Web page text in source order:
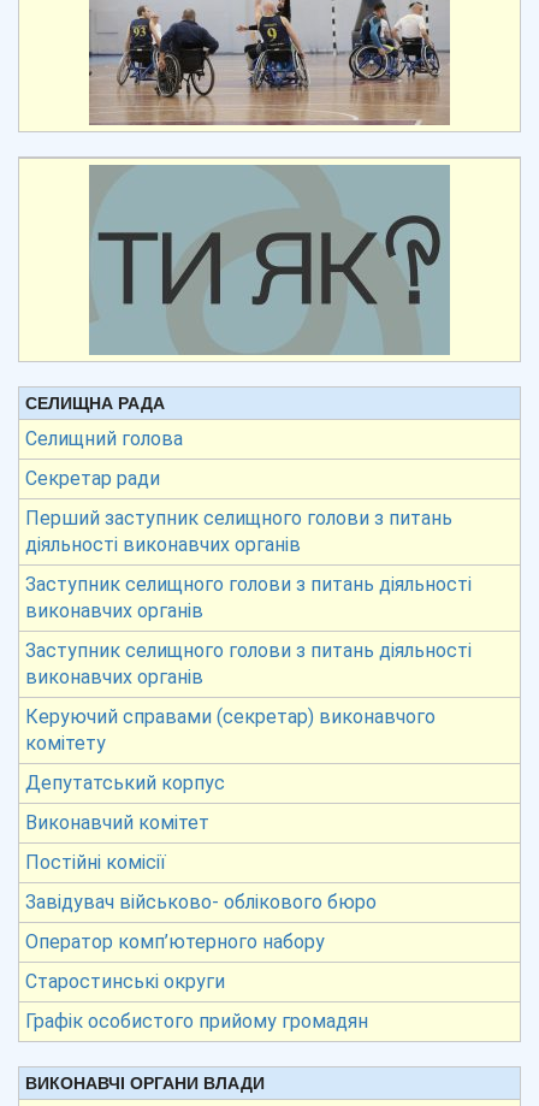
СЕЛИЩНА РАДА
Селищний голова
Секретар ради
Перший заступник селищного голови з питань
діяльності виконавчих органів
Заступник селищного голови з питань діяльності
виконавчих органів
Заступник селищного голови з питань діяльності
виконавчих органів
Керуючий справами (секретар) виконавчого
комітету
Депутатський корпус
Виконавчий комітет
Постійні комісії
Завідувач військово- облікового бюро
Оператор комп’ютерного набору
Старостинські округи
Графік особистого прийому громадян
ВИКОНАВЧІ ОРГАНИ ВЛАДИ